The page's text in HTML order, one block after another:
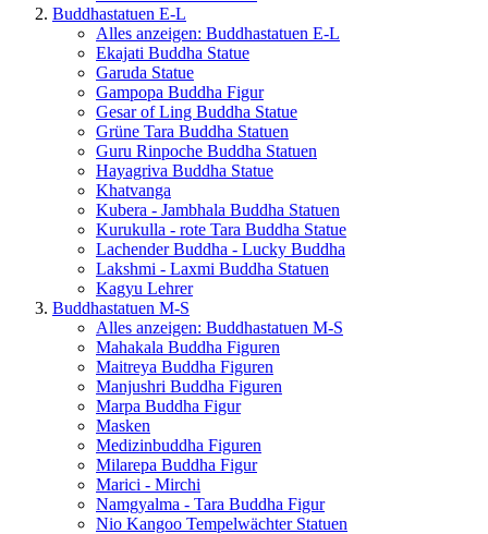
Buddhastatuen E-L
Alles anzeigen: Buddhastatuen E-L
Ekajati Buddha Statue
Garuda Statue
Gampopa Buddha Figur
Gesar of Ling Buddha Statue
Grüne Tara Buddha Statuen
Guru Rinpoche Buddha Statuen
Hayagriva Buddha Statue
Khatvanga
Kubera - Jambhala Buddha Statuen
Kurukulla - rote Tara Buddha Statue
Lachender Buddha - Lucky Buddha
Lakshmi - Laxmi Buddha Statuen
Kagyu Lehrer
Buddhastatuen M-S
Alles anzeigen: Buddhastatuen M-S
Mahakala Buddha Figuren
Maitreya Buddha Figuren
Manjushri Buddha Figuren
Marpa Buddha Figur
Masken
Medizinbuddha Figuren
Milarepa Buddha Figur
Marici - Mirchi
Namgyalma - Tara Buddha Figur
Nio Kangoo Tempelwächter Statuen